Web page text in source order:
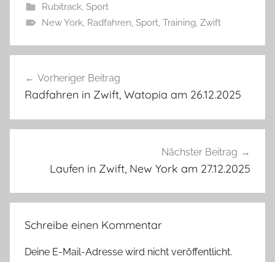
Rubitrack, Sport
New York, Radfahren, Sport, Training, Zwift
Vorheriger Beitrag
Radfahren in Zwift, Watopia am 26.12.2025
Nächster Beitrag
Laufen in Zwift, New York am 27.12.2025
Schreibe einen Kommentar
Deine E-Mail-Adresse wird nicht veröffentlicht.